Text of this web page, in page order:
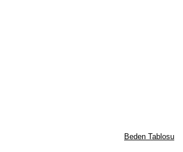
Beden Tablosu